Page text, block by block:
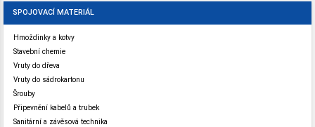
SPOJOVACÍ MATERIÁL
Hmoždinky a kotvy
Stavební chemie
Vruty do dřeva
Vruty do sádrokartonu
Šrouby
Připevnění kabelů a trubek
Sanitární a závěsová technika